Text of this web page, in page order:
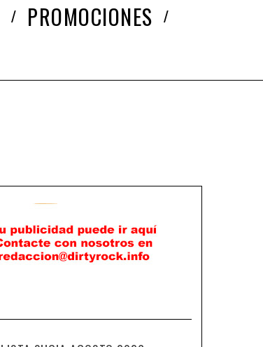
PROMOCIONES